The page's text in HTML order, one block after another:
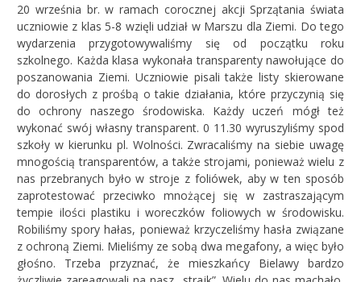
20 września br. w ramach corocznej akcji Sprzątania świata
uczniowie z klas 5-8 wzięli udział w Marszu dla Ziemi. Do tego
wydarzenia przygotowywaliśmy się od początku roku
szkolnego. Każda klasa wykonała transparenty nawołujące do
poszanowania Ziemi. Uczniowie pisali także listy skierowane
do dorosłych z prośbą o takie działania, które przyczynią się
do ochrony naszego środowiska. Każdy uczeń mógł też
wykonać swój własny transparent. 0 11.30 wyruszyliśmy spod
szkoły w kierunku pl. Wolności. Zwracaliśmy na siebie uwagę
mnogością transparentów, a także strojami, ponieważ wielu z
nas przebranych było w stroje z foliówek, aby w ten sposób
zaprotestować przeciwko mnożącej się w zastraszającym
tempie ilości plastiku i woreczków foliowych w środowisku.
Robiliśmy spory hałas, ponieważ krzyczeliśmy hasła związane
z ochroną Ziemi. Mieliśmy ze sobą dwa megafony, a więc było
głośno. Trzeba przyznać, że mieszkańcy Bielawy bardzo